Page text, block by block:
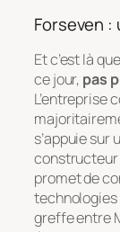
Forseven :
Et c’est là
ce jour, pas
L’entreprise
s’appuie
promet de
technologies
greffe entre